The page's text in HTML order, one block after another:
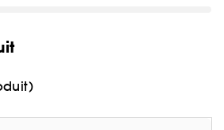
PCR et est entièrement
le tube et prélevez (et
doses de produit. Puis
et recyclez le capuchon.